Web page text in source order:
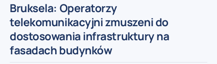
Bruksela: Operatorzy
telekomunikacyjni zmuszeni do
dostosowania infrastruktury na
fasadach budynków